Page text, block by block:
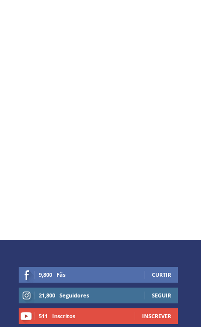
9,800 Fãs CURTIR
21,800 Seguidores SEGUIR
511 Inscritos INSCREVER